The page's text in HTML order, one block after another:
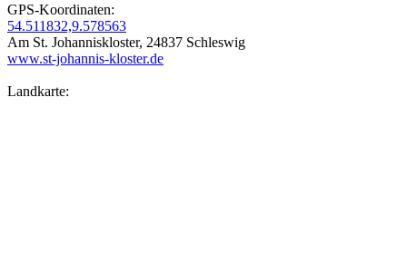
GPS-Koordinaten:
54.511832,9.578563
Am St. Johanniskloster, 24837 Schleswig
www.st-johannis-kloster.de
Landkarte: